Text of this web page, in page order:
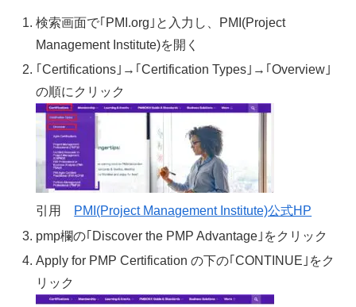
検索画面で｢PMI.org｣と入力し、PMI(Project
Management Institute)を開く
｢Certifications｣→｢Certification Types｣→｢Overview｣
の順にクリック
引用
PMI(Project Management Institute)公式HP
pmp欄の｢Discover the PMP Advantage｣をクリック
Apply for PMP Certification の下の｢CONTINUE｣をク
リック